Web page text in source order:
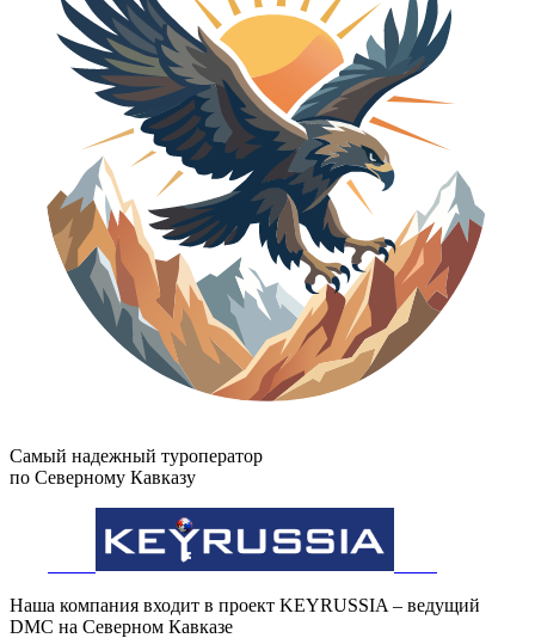
Самый надежный туроператор
по Северному Кавказу
Наша компания входит в проект KEYRUSSIA – ведущий
DMC на Северном Кавказе